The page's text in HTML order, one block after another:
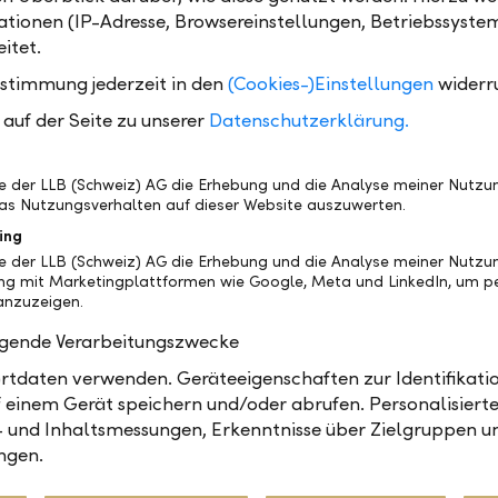
(+ CHF 15.4 Mio.) auf CHF 462.1 Mio. Dies
von 153.6 Prozent (Vorjahr 157.3%).
eine gegenüber Vorjahr um CHF 1.00
CHF 9.00 pro Namenaktie beantragen.
und das Zinsumfeld bleiben für unsere Bank
Um langfristig nachhaltig zu wachsen, bauen
Angebote weiter aus und werden gleichzeitig neue
und Partnerschaften erschliessen», so der
der Bank Linth, Ralph Siegl. «Agilität ist ein
– deshalb haben wir dieses Jahr eine
eingeführt. Damit können wir rascher auf
und Kundenbedürfnisse eingehen.»
(IP-Adresse, Browsereinstellungen,
jederzeit in den(Cookies-)Einstellungen
der Seite zu unserer Datenschutzerklärung.
der LLB (Schweiz) AG die Erhebung und die Analyse meiner
Nutzungsverhalten auf dieser Website auszuwerten.
der LLB (Schweiz) AG die Erhebung und die Analyse meiner
mit Marketingplattformen wie Google, Meta und LinkedIn, um
Verarbeitungszwecke
verwenden. Geräteeigenschaften zur
Gerät speichern und/oder abrufen.
Inhaltsmessungen, Erkenntnisse über Zielgruppen